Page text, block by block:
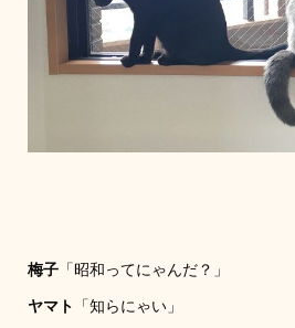
梅子「昭和ってにゃんだ？」
ヤマト 「知らにゃい」